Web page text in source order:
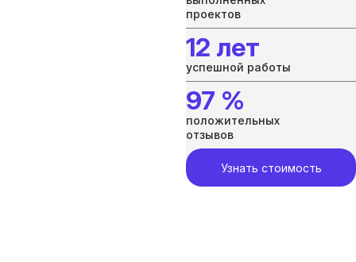
проектов
12 лет
успешной работы
97 %
положительных
отзывов
Узнать стоимость